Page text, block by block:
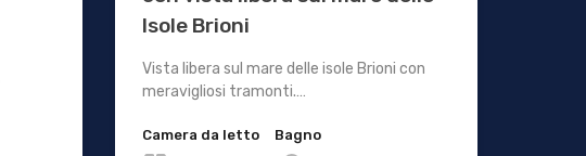
Isole Brioni
Vista libera sul mare delle isole Brioni con
meravigliosi tramonti.…
Camera da letto
Bagno